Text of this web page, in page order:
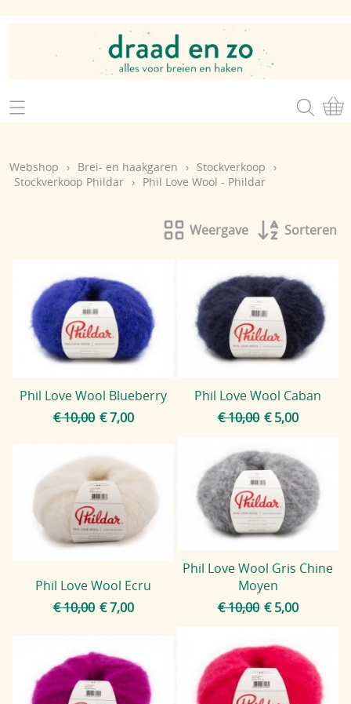
Home
Brei- en haakgaren
Cadeaubon
Workshops
Mijn account
Atelier op zondag
Contact
Webshop › Brei- en haakgaren › Stockverkoop
›
Stockverkoop Phildar › Phil Love Wool - Phildar
Weergave Sorteren
Phil Love Wool Blueberry
€ 10,00 € 7,00
Phil Love Wool Caban
€ 10,00 € 5,00
Phil Love Wool Ecru
€ 10,00 € 7,00
Phil Love Wool Gris Chine
Moyen
€ 10,00 € 5,00